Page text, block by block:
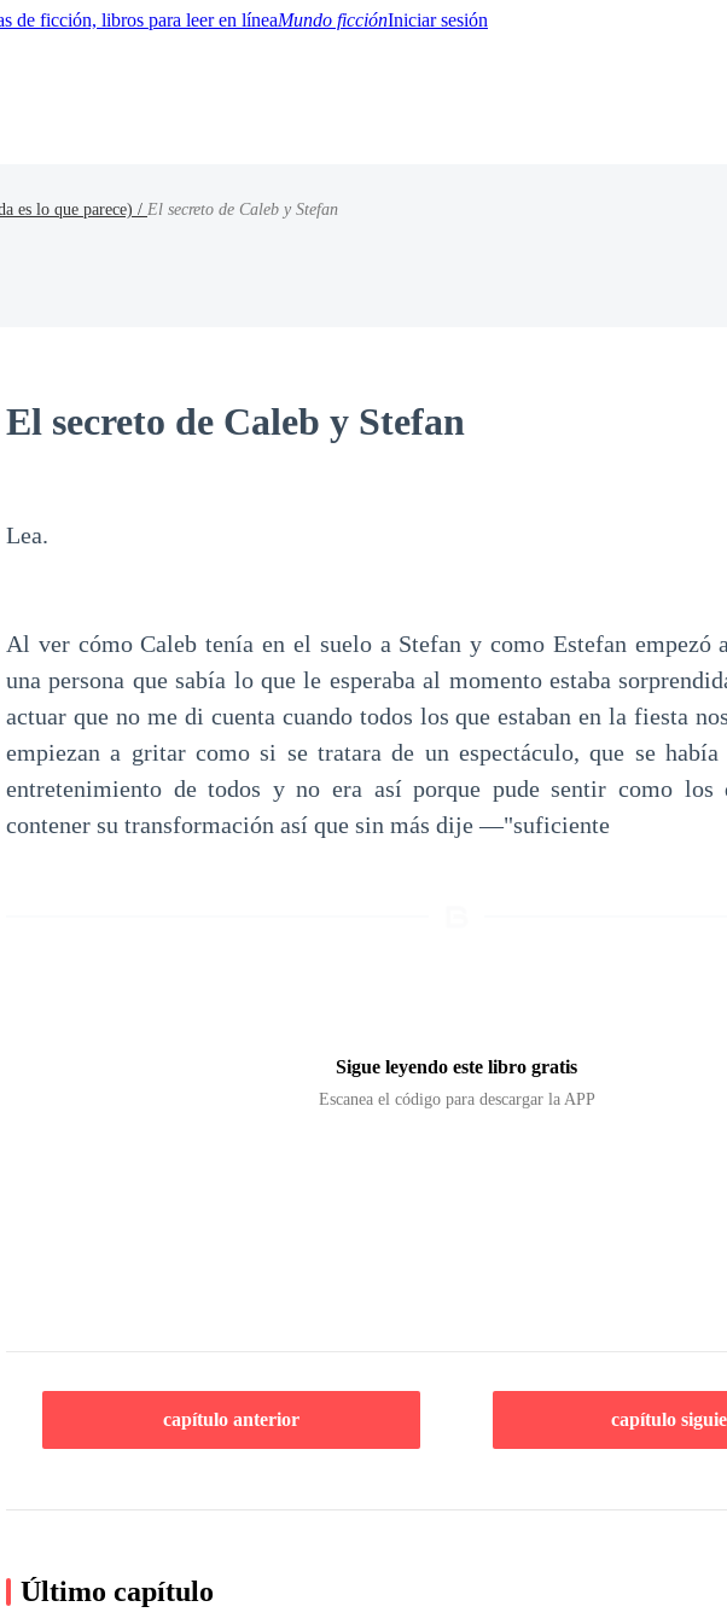
Mundo ficciónIniciar sesión
es lo que parece) / El secreto de Caleb y Stefan
El secreto de Caleb y Stefan
Lea.
Al ver cómo Caleb tenía en el suelo a Stefan y como Estefan empezó
una persona que sabía lo que le esperaba al momento estaba
actuar que no me di cuenta cuando todos los que estaban en la fiesta
empiezan a gritar como si se tratara de un espectáculo, que se había
entretenimiento de todos y no era así porque pude sentir como los
contener su transformación así que sin más dije —"suficiente
Sigue leyendo este libro gratis
Escanea el código para descargar la APP
capítulo anterior capítulo
Último capítulo